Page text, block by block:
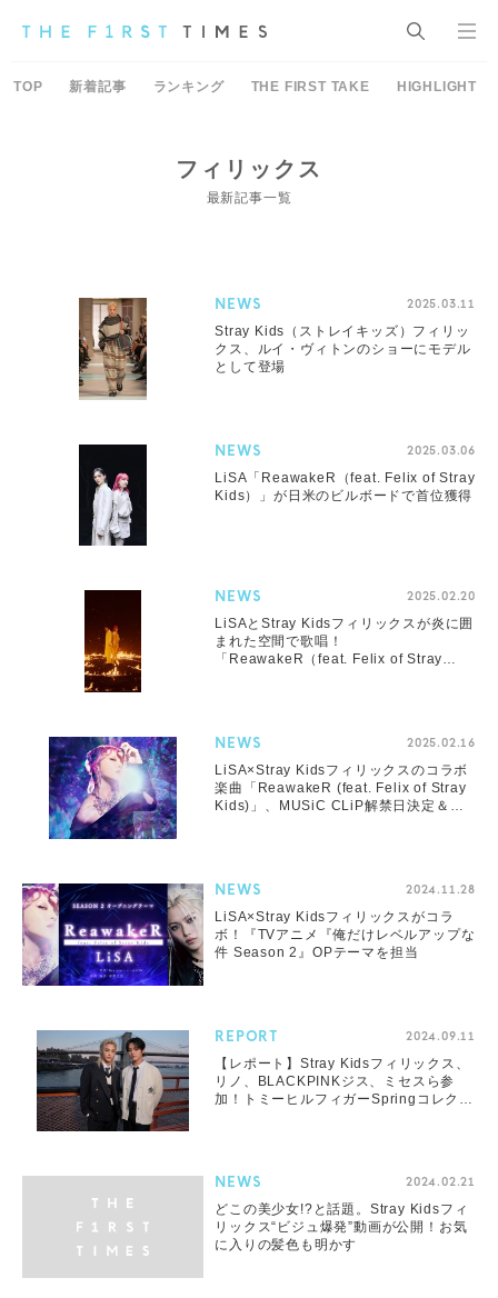
TOP 新着記事 ランキング THE FIRST TAKE HIGHLIGHT
フィリックス
最新記事一覧
NEWS 2025.03.11
Stray Kids（ストレイキッズ）フィリッ
クス、ルイ・ヴィトンのショーにモデル
として登場
NEWS 2025.03.06
LiSA「ReawakeR（feat. Felix of Stray
Kids）」が日米のビルボードで首位獲得
NEWS 2025.02.20
LiSAとStray Kidsフィリックスが炎に囲
まれた空間で歌唱！
「ReawakeR（feat. Felix of Stray
NEWS 2025.02.16
LiSA×Stray Kidsフィリックスのコラボ
楽曲「ReawakeR (feat. Felix of Stray
Kids)」、MUSiC CLiP解禁日決定＆テ
NEWS 2024.11.28
LiSA×Stray Kidsフィリックスがコラ
ボ！『TVアニメ『俺だけレベルアップな
件 Season 2』OPテーマを担当
REPORT 2024.09.11
【レポート】Stray Kidsフィリックス、
リノ、BLACKPINKジス、ミセスら参
加！トミーヒルフィガーSpringコレクシ
NEWS 2024.02.21
どこの美少女!?と話題。Stray Kidsフィ
リックス“ビジュ爆発”動画が公開！お気
に入りの髪色も明かす